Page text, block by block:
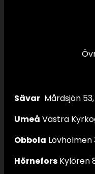
Sävar Mårdsjön 53,
Umeå Västra
Obbola Lövholmen
Hörnefors Kylören